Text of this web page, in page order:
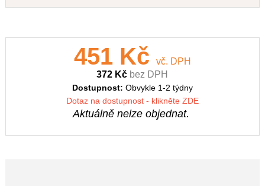
451 Kč
vč. DPH
372 Kč bez DPH
Dostupnost: Obvykle 1-2 týdny
Dotaz na dostupnost - klikněte ZDE
Aktuálně nelze objednat.